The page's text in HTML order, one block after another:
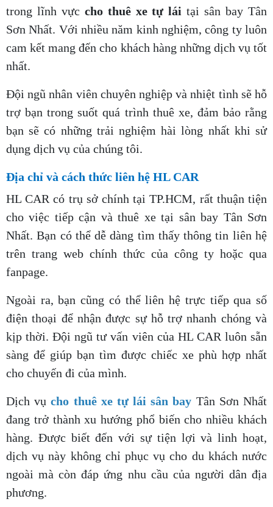
trong lĩnh vực cho thuê xe tự lái tại sân bay Tân
Sơn Nhất. Với nhiều năm kinh nghiệm, công ty luôn
cam kết mang đến cho khách hàng những dịch vụ tốt
nhất.
Đội ngũ nhân viên chuyên nghiệp và nhiệt tình sẽ hỗ
trợ bạn trong suốt quá trình thuê xe, đảm bảo rằng
bạn sẽ có những trải nghiệm hài lòng nhất khi sử
dụng dịch vụ của chúng tôi.
Địa chỉ và cách thức liên hệ HL CAR
HL CAR có trụ sở chính tại TP.HCM, rất thuận tiện
cho việc tiếp cận và thuê xe tại sân bay Tân Sơn
Nhất. Bạn có thể dễ dàng tìm thấy thông tin liên hệ
trên trang web chính thức của công ty hoặc qua
fanpage.
Ngoài ra, bạn cũng có thể liên hệ trực tiếp qua số
điện thoại để nhận được sự hỗ trợ nhanh chóng và
kịp thời. Đội ngũ tư vấn viên của HL CAR luôn sẵn
sàng để giúp bạn tìm được chiếc xe phù hợp nhất
cho chuyến đi của mình.
Dịch vụcho thuê xe tự lái sân bay Tân Sơn Nhất
đang trở thành xu hướng phổ biến cho nhiều khách
hàng. Được biết đến với sự tiện lợi và linh hoạt,
dịch vụ này không chỉ phục vụ cho du khách nước
ngoài mà còn đáp ứng nhu cầu của người dân địa
phương.